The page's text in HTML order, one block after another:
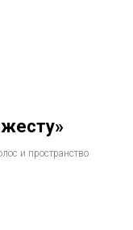
и пространство